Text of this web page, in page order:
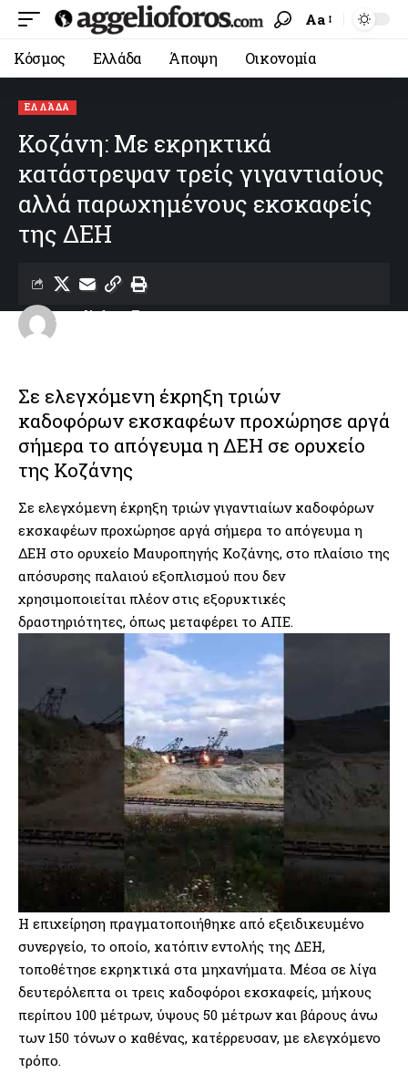
Aa
Κόσμος Ελλάδα Άποψη Οικονομία
ΕΛΛΆΔΑ
Κοζάνη: Με εκρηκτικά
κατάστρεψαν τρείς γιγαντιαίους
αλλά παρωχημένους εκσκαφείς
της ΔΕΗ
Last updated: 18/06/2026 22:22
aggelioforos
Σε ελεγχόμενη έκρηξη τριών
καδοφόρων εκσκαφέων προχώρησε αργά
σήμερα το απόγευμα η ΔΕΗ σε ορυχείο
της Κοζάνης
Σε ελεγχόμενη έκρηξη τριών γιγαντιαίων καδοφόρων
εκσκαφέων προχώρησε αργά σήμερα το απόγευμα η
ΔΕΗ στο ορυχείο Μαυροπηγής Κοζάνης, στο πλαίσιο της
απόσυρσης παλαιού εξοπλισμού που δεν
χρησιμοποιείται πλέον στις εξορυκτικές
δραστηριότητες, όπως μεταφέρει το ΑΠΕ.
Η επιχείρηση πραγματοποιήθηκε από εξειδικευμένο
συνεργείο, το οποίο, κατόπιν εντολής της ΔΕΗ,
τοποθέτησε εκρηκτικά στα μηχανήματα. Μέσα σε λίγα
δευτερόλεπτα οι τρεις καδοφόροι εκσκαφείς, μήκους
περίπου 100 μέτρων, ύψους 50 μέτρων και βάρους άνω
των 150 τόνων ο καθένας, κατέρρευσαν, με ελεγχόμενο
τρόπο.